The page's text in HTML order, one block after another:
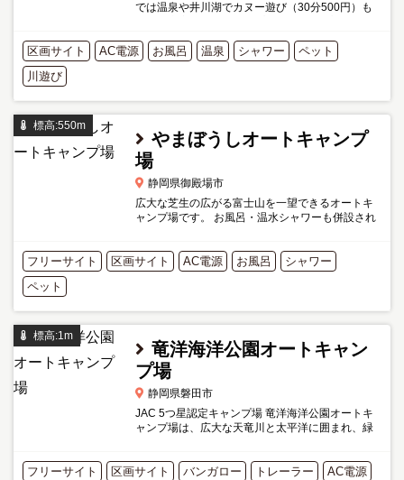
では温泉や井川湖でカヌー遊び（30分500円）も
は泉質は抜群ですが設...
区画サイト AC電源 お風呂 温泉 シャワー
ペット
川遊び
標高:550m
やまぼうしオートキャンプ
場
静岡県御殿場市
広大な芝生の広がる富士山を一望できるオートキ
ャンプ場です。 お風呂・温水シャワーも併設され
さい。
フリーサイト 区画サイト AC電源 お風呂
シャワー
ペット
標高:1m
竜洋海洋公園オートキャン
プ場
静岡県磐田市
JAC 5つ星認定キャンプ場 竜洋海洋公園オートキ
ャンプ場は、広大な天竜川と太平洋に囲まれ、緑
昆虫公園・カヌー・貸...
フリーサイト 区画サイト バンガロー トレーラー
AC電源